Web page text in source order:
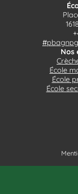
Nos
École
École
École